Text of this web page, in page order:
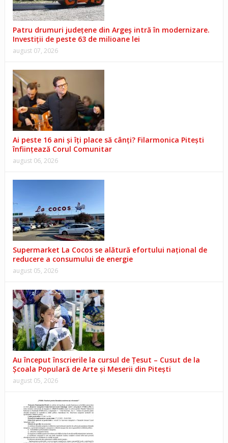
Patru drumuri județene din Argeș intră în modernizare.
Investiții de peste 63 de milioane lei
august 07, 2026
Ai peste 16 ani și îți place să cânți? Filarmonica Pitești
înființează Corul Comunitar
august 06, 2026
Supermarket La Cocos se alătură efortului național de
reducere a consumului de energie
august 05, 2026
Au început înscrierile la cursul de Țesut – Cusut de la
Școala Populară de Arte și Meserii din Pitești
august 05, 2026